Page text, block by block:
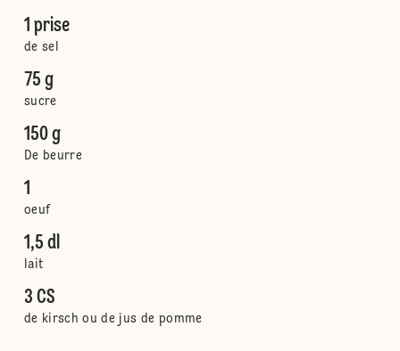
1 prise
de sel
75 g
sucre
150 g
De beurre
1
oeuf
1,5 dl
lait
3 CS
de kirsch ou de jus de pomme